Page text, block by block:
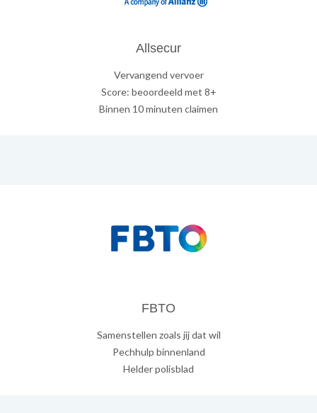
Allsecur
Vervangend vervoer
Score: beoordeeld met 8+
Binnen 10 minuten claimen
FBTO
Samenstellen zoals jij dat wil
Pechhulp binnenland
Helder polisblad